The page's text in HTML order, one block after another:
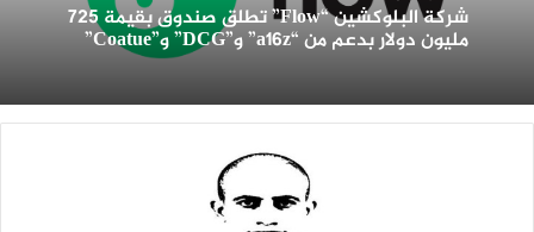
من
“a16z”
شركة البلوكشين “Flow” تطلق صندوق بقيمة 725
مليون دولار بدعم من “a16z” و”DCG” و”Coatue”